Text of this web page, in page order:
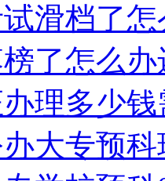
滑档了
了怎么
理多少
大专预